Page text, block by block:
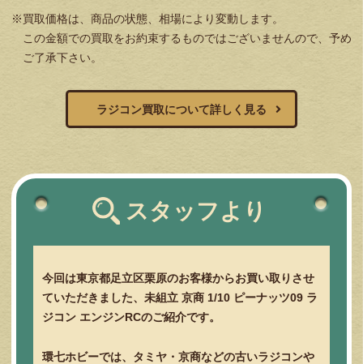
※買取価格は、商品の状態、相場により変動します。
この金額での買取をお約束するものではございませんので、予め
ご了承下さい。
ラジコン買取について詳しく見る
スタッフより
今回は東京都足立区栗原のお客様からお買い取りさせ
ていただきました、未組立 京商 1/10 ピーナッツ09 ラ
ジコン エンジンRCのご紹介です。
環七ホビーでは、タミヤ・京商などの古いラジコンや